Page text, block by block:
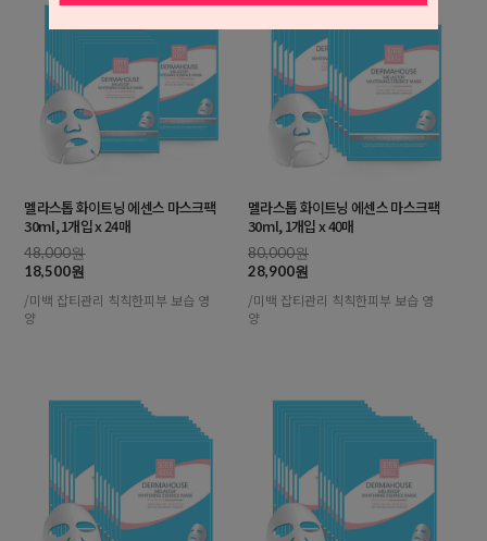
멜라스톱 화이트닝 에센스 마스크팩
30ml, 1개입 x 24매
48,000원
18,500원
/미백 잡티관리 칙칙한피부 보습 영
양
멜라스톱 화이트닝 에센스 마스크팩
30ml, 1개입 x 40매
80,000원
28,900원
/미백 잡티관리 칙칙한피부 보습 영
양